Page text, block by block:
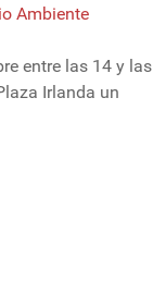
Ambiente
entre las 14 y las
Irlanda un